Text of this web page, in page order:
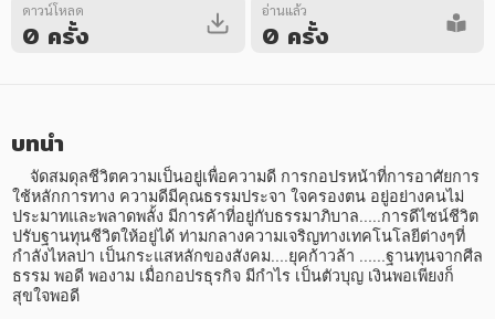
หนังสือออกใหม่ หนังสือยอดนิยม หนังสือเช่า
หมวดหมู่หนังสือ
อาหาร สุขภาพ การแพทย์
ศิลปะ บันเทิง กีฬา ท่องเที่ยว
สังคม วัฒนธรรม การปกครอง ศาสนาและปรัชญา
ดาวน์โหลด
0 ครั้ง
อ่านแล้ว
0 ครั้ง
บทนำ
จัดสมดุลชีวิตความเป็นอยู่เพื่อความดี การกอปรหน้าที่การอาศัยการ
ใช้หลักการทาง ความดีมีคุณธรรมประจา ใจครองตน อยู่อย่างคนไม่
ประมาทและพลาดพลั้ง มีการค้าที่อยู่กับธรรมาภิบาล…..การดีไซน์ชีวิต
ปรับฐานทุนชีวิตให้อยู่ได้ ท่ามกลางความเจริญทางเทคโนโลยีต่างๆที่
กำลังไหลบ่า เป็นกระแสหลักของสังคม….ยุคก้าวล้า ……ฐานทุนจากศีล
ธรรม พอดี พองาม เมื่อกอปรธุรกิจ มีกำไร เป็นตัวบุญ เงินพอเพียงก็
สุขใจพอดี